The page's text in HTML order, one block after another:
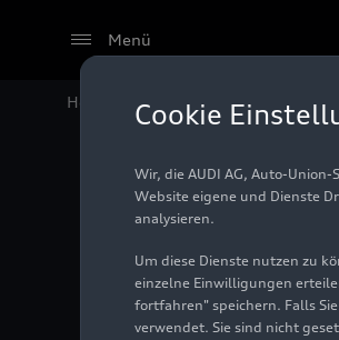
Menü
Home Audi Media Center Videos
Cookie
Wir, die AUDI AG, Auto-
Website eigene und Dienste
analysieren.
Um diese Dienste nutzen zu
einzelne Einwilligungen
fortfahren" speichern. Falls
verwendet. Sie sind nicht